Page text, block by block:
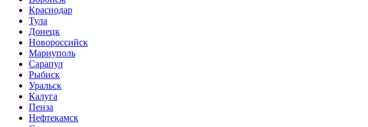
Краснодар
Тула
Донецк
Новороссийск
Мариуполь
Сарапул
Рыбиск
Уральск
Калуга
Пенза
Нефтекамск